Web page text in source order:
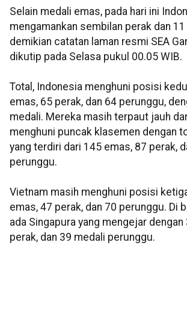
Selain medali emas, pada hari ini
mengamankan sembilan perak dan
demikian catatan laman resmi SEA
dikutip pada Selasa pukul 00.05 WIB.
Total, Indonesia menghuni posisi
emas, 65 perak, dan 64 perunggu,
medali. Mereka masih terpaut jauh
menghuni puncak klasemen dengan
yang terdiri dari 145 emas, 87 perak,
perunggu.
Vietnam masih menghuni posisi
emas, 47 perak, dan 70 perunggu. Di
ada Singapura yang mengejar dengan
perak, dan 39 medali perunggu.